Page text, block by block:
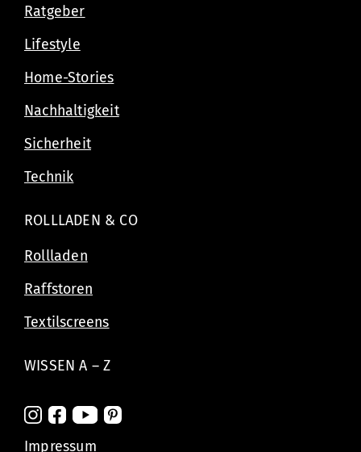
Ratgeber
Lifestyle
Home-Stories
Nachhaltigkeit
Sicherheit
Technik
ROLLLADEN & CO
Rollladen
Raffstoren
Textilscreens
WISSEN A – Z
Impressum